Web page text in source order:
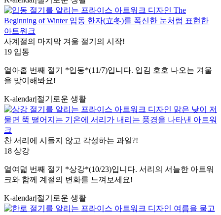
사계절의 마지막 겨울 절기의 시작!
19 입동
열아홉 번째 절기 *입동*(11/7)입니다. 입김 호호 나오는 겨울
을 맞이해봐요!
K-alendar|절기로운 생활
찬 서리에 시들지 않고 각성하는 과일?!
18 상강
열여덟 번째 절기 *상강*(10/23)입니다. 서리의 서늘한 아트워
크와 함께 계절의 변화를 느껴보세요!
K-alendar|절기로운 생활